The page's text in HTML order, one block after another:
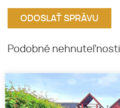
Podobné nehnuteľnosti